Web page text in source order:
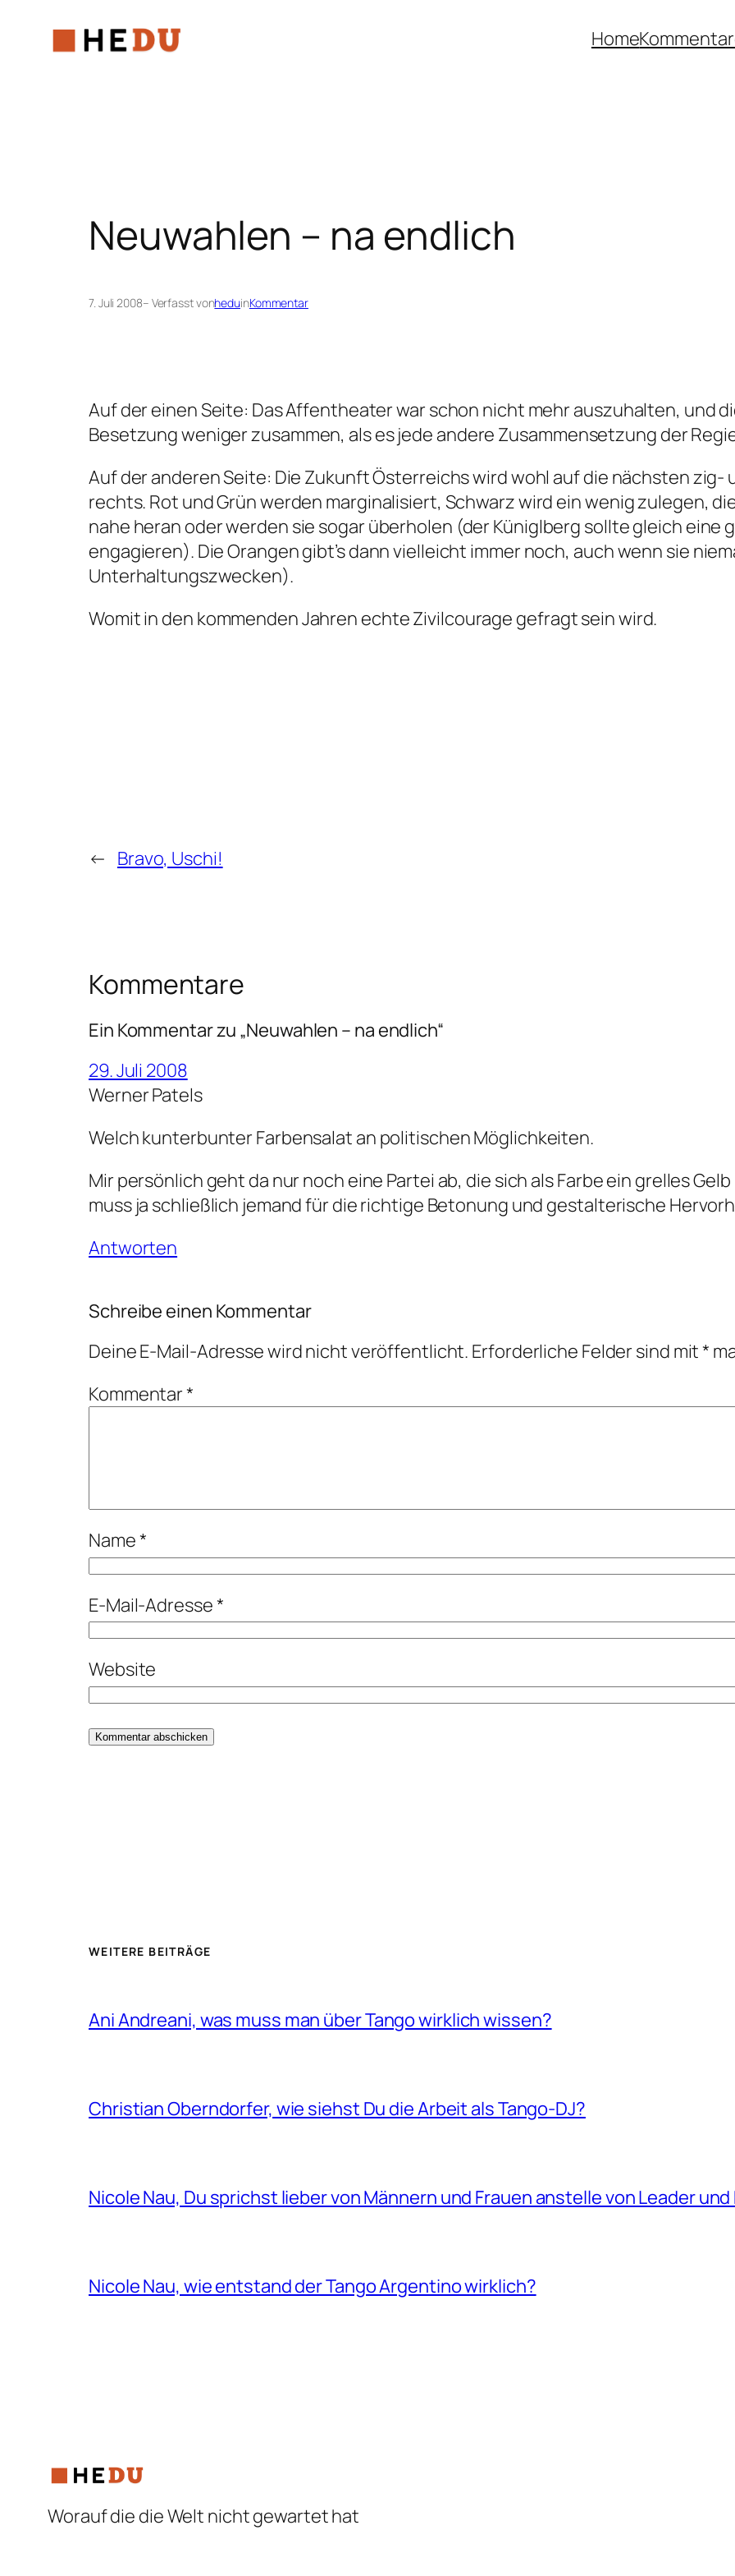
Home
Neuwahlen – na endlich
7. Juli 2008– Verfasst vonheduinKommentar
Auf der einen Seite: Das Affentheater war schon nicht mehr auszuhalten, und
Besetzung weniger zusammen, als es jede andere Zusammensetzung der
Auf der anderen Seite: Die Zukunft Österreichs wird wohl auf die nächsten zig-
rechts. Rot und Grün werden marginalisiert, Schwarz wird ein wenig zulegen,
nahe heran oder werden sie sogar überholen (der Küniglberg sollte gleich
engagieren). Die Orangen gibt’s dann vielleicht immer noch, auch wenn sie
Unterhaltungszwecken).
Womit in den kommenden Jahren echte Zivilcourage gefragt sein wird.
← Bravo, Uschi!
Kommentare
Ein Kommentar zu „Neuwahlen – na endlich“
29. Juli 2008
Werner Patels
Welch kunterbunter Farbensalat an politischen Möglichkeiten.
Mir persönlich geht da nur noch eine Partei ab, die sich als Farbe ein grelles
muss ja schließlich jemand für die richtige Betonung und gestalterische
Antworten
Schreibe einen Kommentar
Deine E-Mail-Adresse wird nicht veröffentlicht. Erforderliche Felder sind mit*
Kommentar*
Name*
E-Mail-Adresse*
Website
WEITERE BEITRÄGE
Ani Andreani, was muss man über Tango wirklich wissen?
Christian Oberndorfer, wie siehst Du die Arbeit als Tango-DJ?
Nicole Nau, Du sprichst lieber von Männern und Frauen anstelle von Leader und
Nicole Nau, wie entstand der Tango Argentino wirklich?
Worauf die die Welt nicht gewartet hat